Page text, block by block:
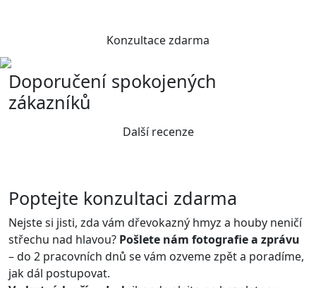
Konzultace zdarma
Doporučení spokojených
zákazníků
Další recenze
Poptejte konzultaci zdarma
Nejste si jisti, zda vám dřevokazný hmyz a houby neničí
střechu nad hlavou? Pošlete nám fotografie a zprávu
– do 2 pracovních dnů se vám ozveme zpět a poradíme,
jak dál postupovat.